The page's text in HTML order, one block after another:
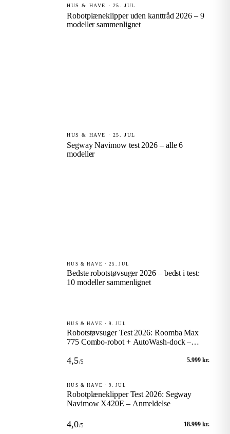
HUS & HAVE · 25. JUL
Robotplæneklipper uden kanttråd 2026 – 9
modeller sammenlignet
HUS & HAVE · 25. JUL
Segway Navimow test 2026 – alle 6
modeller
HUS & HAVE · 25. JUL
Bedste robotstøvsuger 2026 – bedst i test:
10 modeller sammenlignet
HUS & HAVE · 9. JUL
Robotstøvsuger Test 2026: Roomba Max
775 Combo-robot + AutoWash-dock –
4,5/5 5.999 kr.
HUS & HAVE · 9. JUL
Robotplæneklipper Test 2026: Segway
Navimow X420E – Anmeldelse
4,0/5 18.999 kr.